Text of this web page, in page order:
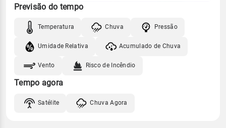
Previsão do tempo
Temperatura Chuva Pressão
Umidade Relativa Acumulado de Chuva
Vento Risco de Incêndio
Tempo agora
Satélite Chuva Agora